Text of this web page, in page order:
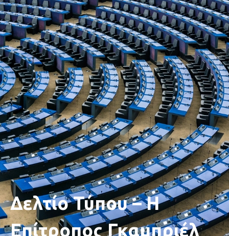
Δελτίο Τύπου – Η
Επίτροπος Γκαμπριέλ